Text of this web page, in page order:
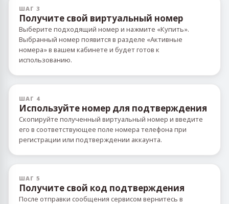
ШАГ 3
Получите свой виртуальный номер
Выберите подходящий номер и нажмите «Купить».
Выбранный номер появится в разделе «Активные
номера» в вашем кабинете и будет готов к
использованию.
ШАГ 4
Используйте номер для подтверждения
Скопируйте полученный виртуальный номер и введите
его в соответствующее поле номера телефона при
регистрации или подтверждении аккаунта.
ШАГ 5
Получите свой код подтверждения
После отправки сообщения сервисом вернитесь в